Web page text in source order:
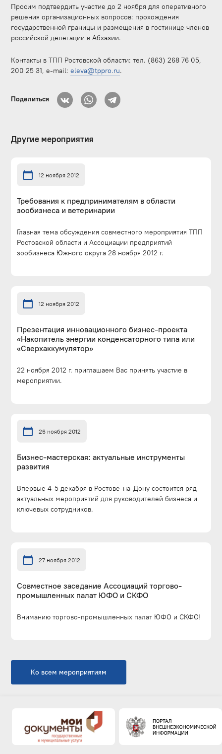
Просим подтвердить участие до 2 ноября для оперативного
решения организационных вопросов: прохождения
государственной границы и размещения в гостинице членов
российской делегации в Абхазии.
Контакты в ТПП Ростовской области: тел. (863) 268 76 05,
200 25 31, e-mail:eleva@tppro.ru.
Поделиться
Другие мероприятия
12 ноября 2012
Требования к предпринимателям в области
зообизнеса и ветеринарии
Главная тема обсуждения совместного мероприятия ТПП
Ростовской области и Ассоциации предприятий
зообизнеса Южного округа 28 ноября 2012 г.
12 ноября 2012
Презентация инновационного бизнес-проекта
«Накопитель энергии конденсаторного типа или
«Сверхаккумулятор»
22 ноября 2012 г. приглашаем Вас принять участие в
мероприятии.
26 ноября 2012
Бизнес-мастерская: актуальные инструменты
развития
Впервые 4-5 декабря в Ростове-на-Дону состоится ряд
актуальных мероприятий для руководителей бизнеса и
ключевых сотрудников.
27 ноября 2012
Совместное заседание Ассоциаций торгово-
промышленных палат ЮФО и СКФО
Вниманию торгово-промышленных палат ЮФО и СКФО!
Ко всем мероприятиям